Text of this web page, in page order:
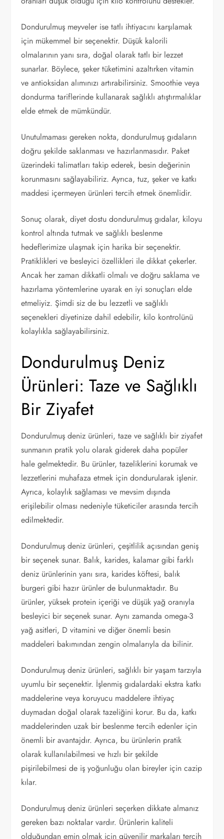
Dondurulmuş meyveler ise tatlı ihtiyacını karşılamak
için mükemmel bir seçenektir. Düşük kalorili
olmalarının yanı sıra, doğal olarak tatlı bir lezzet
sunarlar. Böylece, şeker tüketimini azaltırken vitamin
ve antioksidan alımınızı artırabilirsiniz. Smoothie veya
dondurma tariflerinde kullanarak sağlıklı atıştırmalıklar
elde etmek de mümkündür.
Unutulmaması gereken nokta, dondurulmuş gıdaların
doğru şekilde saklanması ve hazırlanmasıdır. Paket
üzerindeki talimatları takip ederek, besin değerinin
korunmasını sağlayabiliriz. Ayrıca, tuz, şeker ve katkı
maddesi içermeyen ürünleri tercih etmek önemlidir.
Sonuç olarak, diyet dostu dondurulmuş gıdalar, kiloyu
kontrol altında tutmak ve sağlıklı beslenme
hedeflerimize ulaşmak için harika bir seçenektir.
Pratiklikleri ve besleyici özellikleri ile dikkat çekerler.
Ancak her zaman dikkatli olmalı ve doğru saklama ve
hazırlama yöntemlerine uyarak en iyi sonuçları elde
etmeliyiz. Şimdi siz de bu lezzetli ve sağlıklı
seçenekleri diyetinize dahil edebilir, kilo kontrolünü
kolaylıkla sağlayabilirsiniz.
Dondurulmuş Deniz
Ürünleri: Taze ve Sağlıklı
Bir Ziyafet
Dondurulmuş deniz ürünleri, taze ve sağlıklı bir ziyafet
sunmanın pratik yolu olarak giderek daha popüler
hale gelmektedir. Bu ürünler, tazeliklerini korumak ve
lezzetlerini muhafaza etmek için dondurularak işlenir.
Ayrıca, kolaylık sağlaması ve mevsim dışında
erişilebilir olması nedeniyle tüketiciler arasında tercih
edilmektedir.
Dondurulmuş deniz ürünleri, çeşitlilik açısından geniş
bir seçenek sunar. Balık, karides, kalamar gibi farklı
deniz ürünlerinin yanı sıra, karides köftesi, balık
burgeri gibi hazır ürünler de bulunmaktadır. Bu
ürünler, yüksek protein içeriği ve düşük yağ oranıyla
besleyici bir seçenek sunar. Aynı zamanda omega-3
yağ asitleri, D vitamini ve diğer önemli besin
maddeleri bakımından zengin olmalarıyla da bilinir.
Dondurulmuş deniz ürünleri, sağlıklı bir yaşam tarzıyla
uyumlu bir seçenektir. İşlenmiş gıdalardaki ekstra katkı
maddelerine veya koruyucu maddelere ihtiyaç
duymadan doğal olarak tazeliğini korur. Bu da, katkı
maddelerinden uzak bir beslenme tercih edenler için
önemli bir avantajdır. Ayrıca, bu ürünlerin pratik
olarak kullanılabilmesi ve hızlı bir şekilde
pişirilebilmesi de iş yoğunluğu olan bireyler için cazip
kılar.
Dondurulmuş deniz ürünleri seçerken dikkate almanız
gereken bazı noktalar vardır. Ürünlerin kaliteli
olduğundan emin olmak için güvenilir markaları tercih